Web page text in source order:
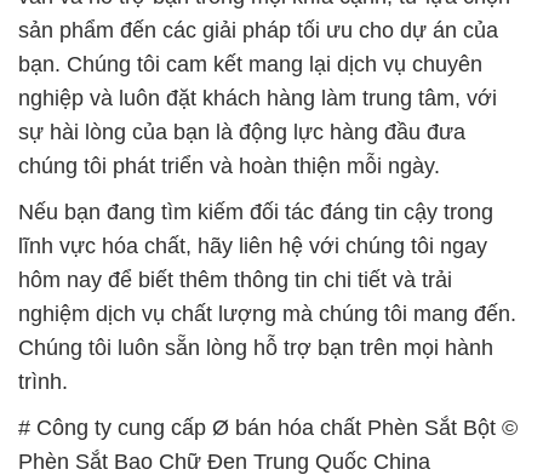
sản phẩm đến các giải pháp tối ưu cho dự án của
bạn. Chúng tôi cam kết mang lại dịch vụ chuyên
nghiệp và luôn đặt khách hàng làm trung tâm, với
sự hài lòng của bạn là động lực hàng đầu đưa
chúng tôi phát triển và hoàn thiện mỗi ngày.
Nếu bạn đang tìm kiếm đối tác đáng tin cậy trong
lĩnh vực hóa chất, hãy liên hệ với chúng tôi ngay
hôm nay để biết thêm thông tin chi tiết và trải
nghiệm dịch vụ chất lượng mà chúng tôi mang đến.
Chúng tôi luôn sẵn lòng hỗ trợ bạn trên mọi hành
trình.
# Công ty cung cấp Ø bán hóa chất Phèn Sắt Bột ©
Phèn Sắt Bao Chữ Đen Trung Quốc China